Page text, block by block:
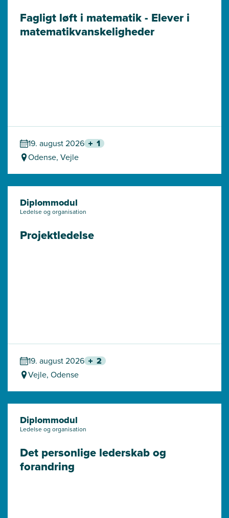
Fagligt løft i matematik - Elever i
matematik­vanskeligheder
19. august 2026 1
Odense, Vejle
Diplommodul
Ledelse og organisation
Projektledelse
19. august 2026 2
Vejle, Odense
Diplommodul
Ledelse og organisation
Det personlige lederskab og
forandring